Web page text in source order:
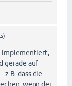
implementiert,
gerade auf
z.B. dass die
wenn der